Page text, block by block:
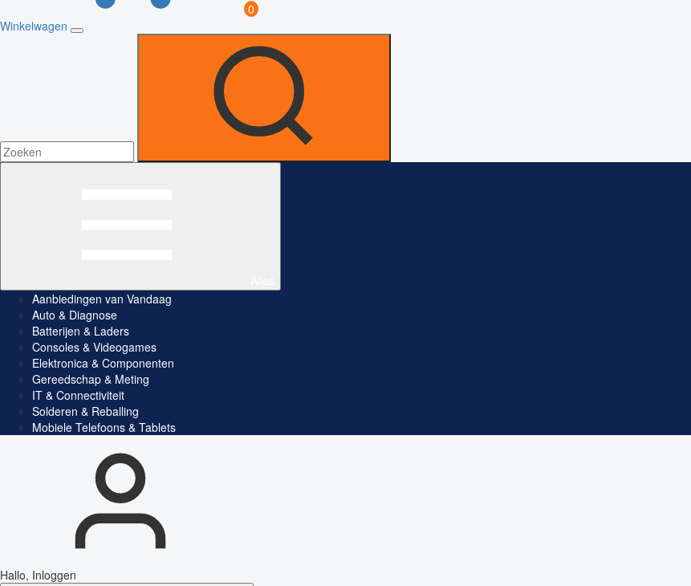
0
Winkelwagen
Aanbiedingen van Vandaag
Auto & Diagnose
Batterijen & Laders
Consoles & Videogames
Elektronica & Componenten
Gereedschap & Meting
IT & Connectiviteit
Solderen & Reballing
Mobiele Telefoons & Tablets
Hallo, Inloggen